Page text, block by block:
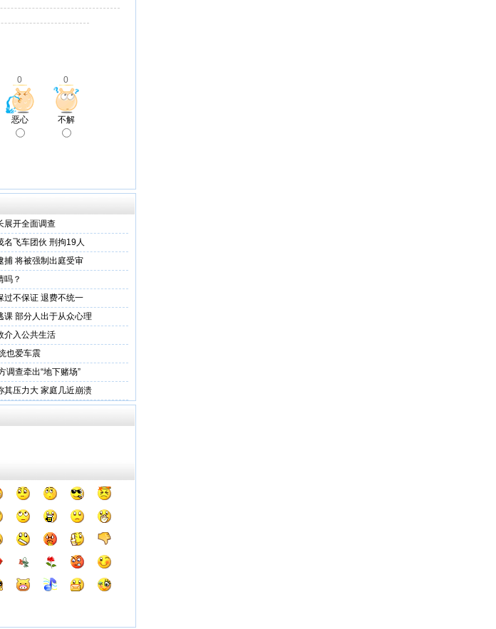
0 0
恶心 不解
展开全面调查
名飞车团伙 刑拘19人
捕 将被强制出庭受审
吗？
过不保证 退费不统一
课 部分人出于从众心理
介入公共生活
也爱车震
调查牵出“地下赌场”
其压力大 家庭几近崩溃